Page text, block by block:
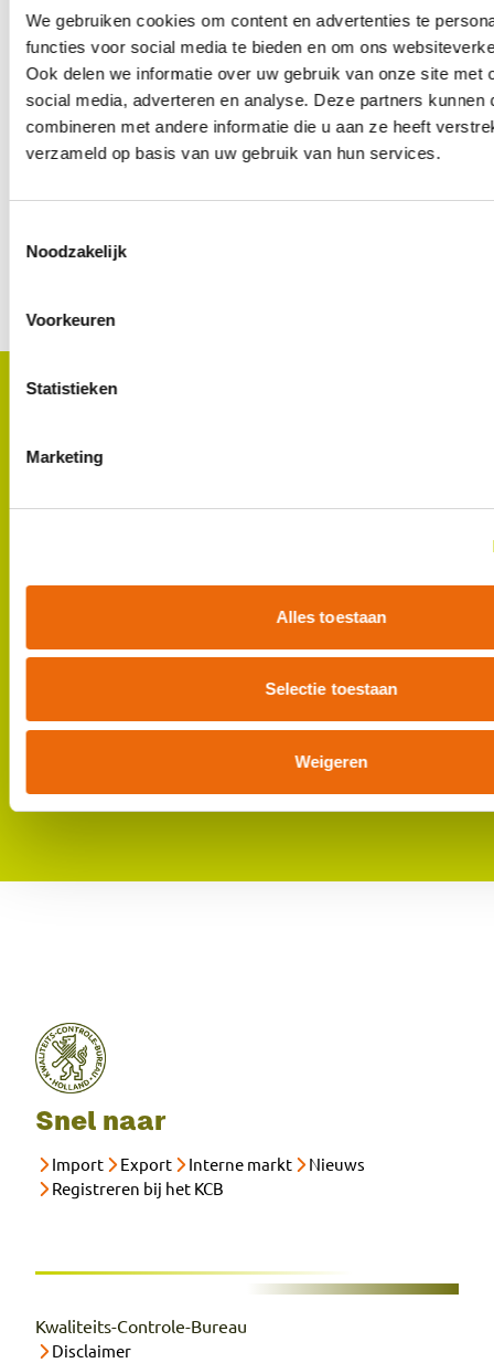
We gebruiken cookies om content en advertenties te
functies voor social media te bieden en om ons
Ook delen we informatie over uw gebruik van onze site met
social media, adverteren en analyse. Deze partners kunnen
combineren met andere informatie die u aan ze heeft
verzameld op basis van uw gebruik van hun services.
Noodzakelijk
Voorkeuren
Statistieken
Marketing
Alles toestaan
Selectie toestaan
Weigeren
Plantgezondheidsverordening en de
Controleverordening op uw bedrijf? Mail uw vraag
naarplantgezondheid@kcb.nl. Dan helpen wij u
verder.
Zoetermeer
2700 AK Zoetermeer
kcb@kcb.nl
helpdesk@kcb.nl
Snel naar
Import Export Interne markt
Nieuws
Registreren bij het KCB
Kwaliteits-Controle-Bureau
Disclaimer